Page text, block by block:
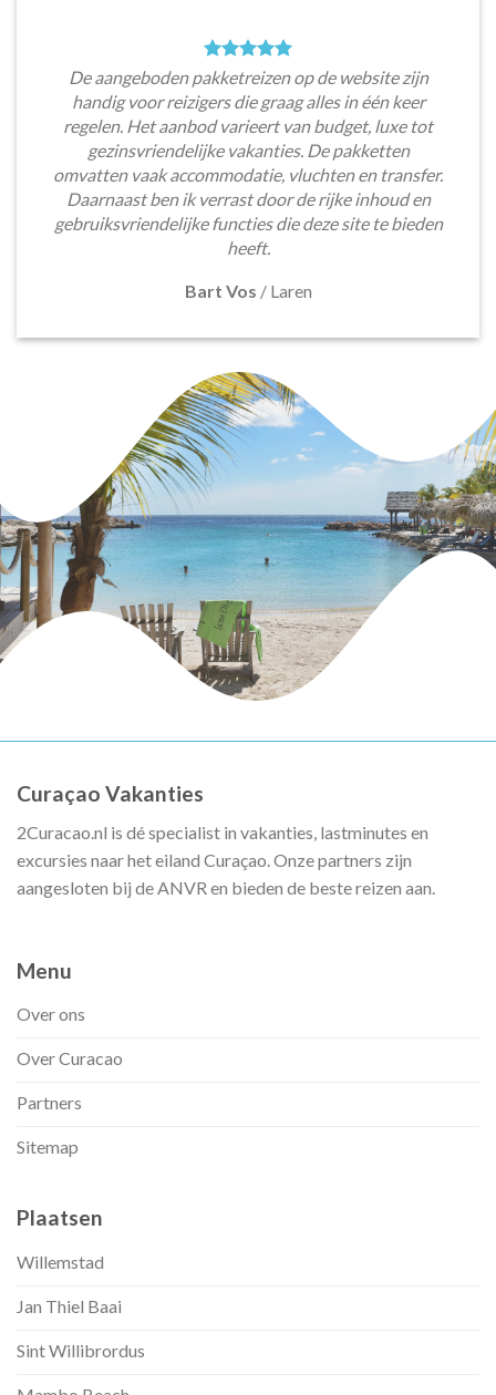
De aangeboden pakketreizen op de website zijn
handig voor reizigers die graag alles in één keer
regelen. Het aanbod varieert van budget, luxe tot
gezinsvriendelijke vakanties. De pakketten
omvatten vaak accommodatie, vluchten en transfer.
Daarnaast ben ik verrast door de rijke inhoud en
gebruiksvriendelijke functies die deze site te bieden
heeft.
Bart Vos / Laren
Curaçao Vakanties
2Curacao.nl is dé specialist in vakanties, lastminutes en
excursies naar het eiland Curaçao. Onze partners zijn
aangesloten bij de ANVR en bieden de beste reizen aan.
Menu
Over ons
Over Curacao
Partners
Sitemap
Plaatsen
Willemstad
Jan Thiel Baai
Sint Willibrordus